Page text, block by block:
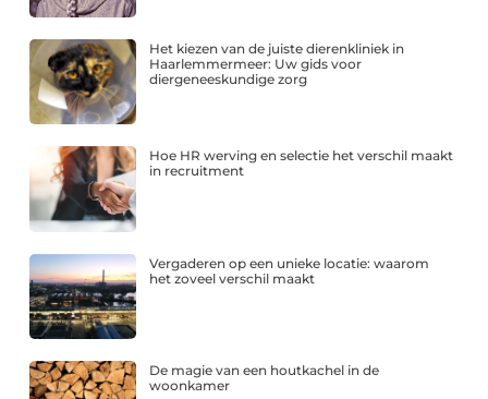
Het kiezen van de juiste dierenkliniek in
Haarlemmermeer: Uw gids voor
diergeneeskundige zorg
Hoe HR werving en selectie het verschil maakt
in recruitment
Vergaderen op een unieke locatie: waarom
het zoveel verschil maakt
De magie van een houtkachel in de
woonkamer